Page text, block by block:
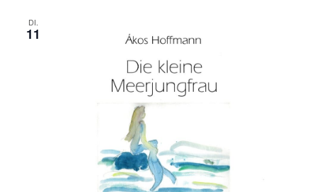
DI.
11